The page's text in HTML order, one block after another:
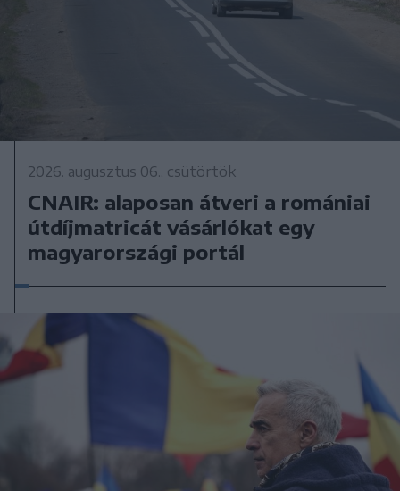
2026. augusztus 06., csütörtök
CNAIR: alaposan átveri a romániai
útdíjmatricát vásárlókat egy
magyarországi portál